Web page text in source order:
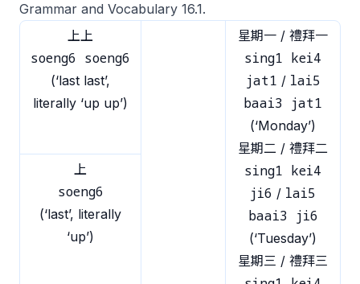
Grammar and Vocabulary 16.1.
上上
soeng6 soeng6
(‘last last’,
literally ‘up up’)
星期一 / 禮拜一
sing1 kei4
jat1 / lai5
baai3 jat1
(‘Monday’)
星期二 / 禮拜二
sing1 kei4
ji6 / lai5
baai3 ji6
(‘Tuesday’)
星期三 / 禮拜三
上
soeng6
(‘last’, literally
‘up’)